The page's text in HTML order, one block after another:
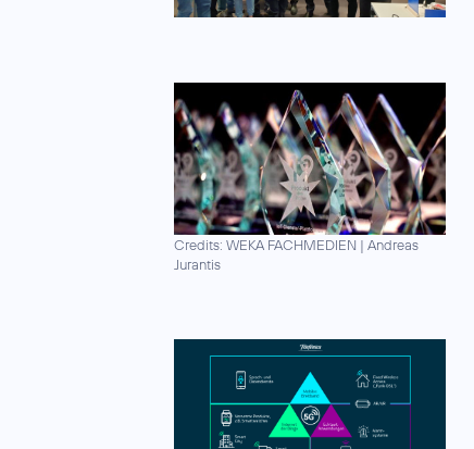
Credits: WEKA FACHMEDIEN | Andreas
Jurantis